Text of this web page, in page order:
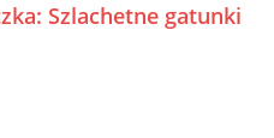
Szlachetne gatunki